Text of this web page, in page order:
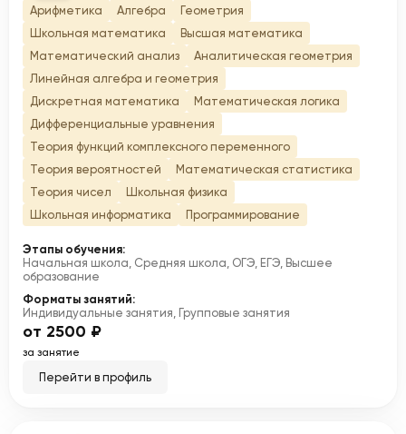
Арифметика Алгебра
Геометрия
Школьная математика
Высшая математика
Математический анализ
Аналитическая геометрия
Линейная алгебра и геометрия
Дискретная математика
Математическая логика
Дифференциальные уравнения
Теория функций комплексного переменного
Теория вероятностей
Математическая статистика
Теория чисел
Школьная физика
Школьная информатика
Программирование
Этапы обучения:
Начальная школа, Средняя школа, ОГЭ, ЕГЭ, Высшее
образование
Форматы занятий:
Индивидуальные занятия, Групповые занятия
от 2500 ₽
за занятие
Перейти в профиль